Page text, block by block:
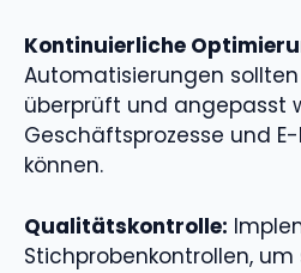
Kontinuierliche
Automatisierungen
überprüft und angepasst
Geschäftsprozesse und
können.
Qualitätskontrolle:
Stichprobenkontrollen,